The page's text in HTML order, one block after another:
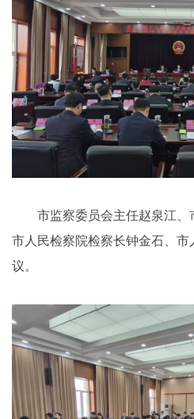
市监察委员会主任赵泉江、
市人民检察院检察长钟金石、
议。